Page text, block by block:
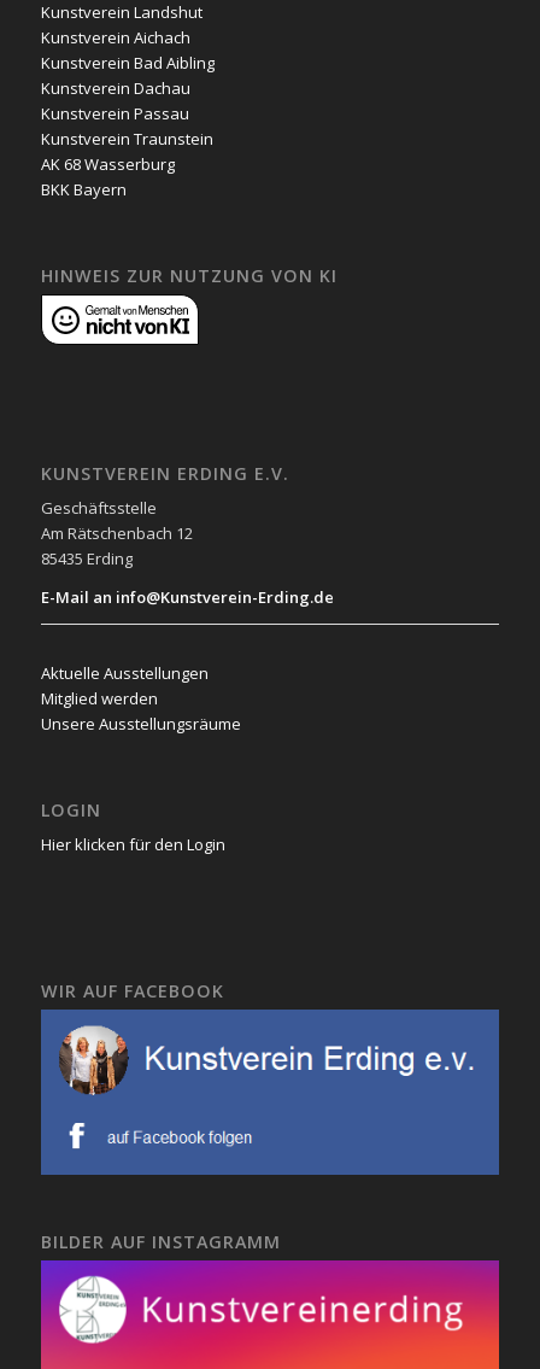
Kunstverein Landshut
Kunstverein Aichach
Kunstverein Bad Aibling
Kunstverein Dachau
Kunstverein Passau
Kunstverein Traunstein
AK 68 Wasserburg
BKK Bayern
HINWEIS ZUR NUTZUNG VON KI
KUNSTVEREIN ERDING E.V.
Geschäftsstelle
Am Rätschenbach 12
85435 Erding
E-Mail an info@Kunstverein-Erding.de
Aktuelle Ausstellungen
Mitglied werden
Unsere Ausstellungsräume
LOGIN
Hier klicken für den Login
WIR AUF FACEBOOK
BILDER AUF INSTAGRAMM